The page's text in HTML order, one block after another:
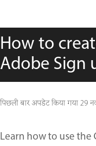
How to
Adobe Sign
पिछली बार अपडेट किया गया29
Learn how to use the